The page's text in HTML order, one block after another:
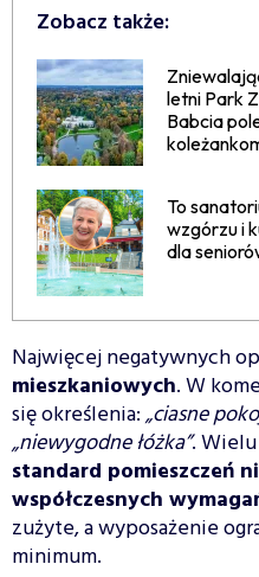
Zobacz także:
letni Park
Babcia
To
wzgórzu i
dla
Najwięcej negatywnych
mieszkaniowych. W
się określenia:„ciasne
„niewygodne łóżka”.
standard pomieszczeń
współczesnych
zużyte, a wyposażenie
minimum.